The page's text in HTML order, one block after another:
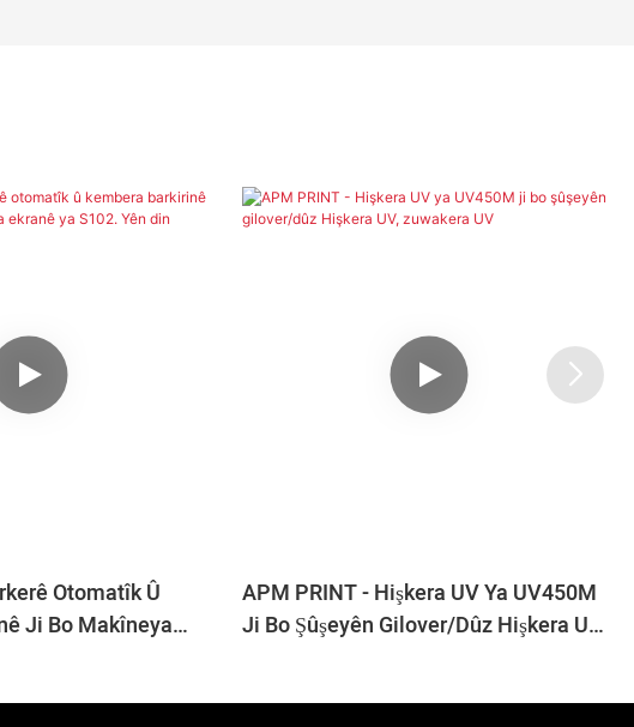
Otomatîk Û
Ji Bo Makîneya
APM PRINT - Hişkera UV Ya UV450M
Ji Bo Şûşeyên Gilover/dûz Hişkera UV,